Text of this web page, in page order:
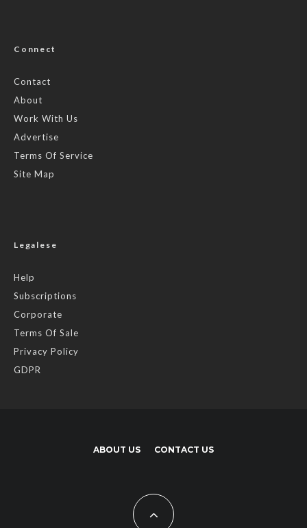
Connect
Contact
About
Work With Us
Advertise
Terms Of Service
Site Map
Legalese
Help
Subscriptions
Corporate
Terms Of Sale
Privacy Policy
GDPR
ABOUT US CONTACT US